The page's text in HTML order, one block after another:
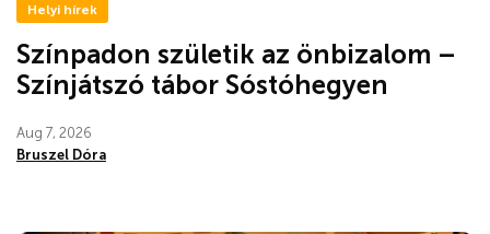
Helyi hírek
Színpadon születik az önbizalom –
Színjátszó tábor Sóstóhegyen
Aug 7, 2026
Bruszel Dóra